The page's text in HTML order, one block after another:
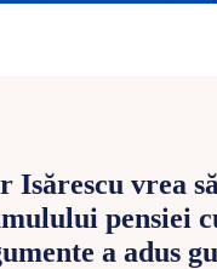
Isărescu vrea
pensiei
a adus